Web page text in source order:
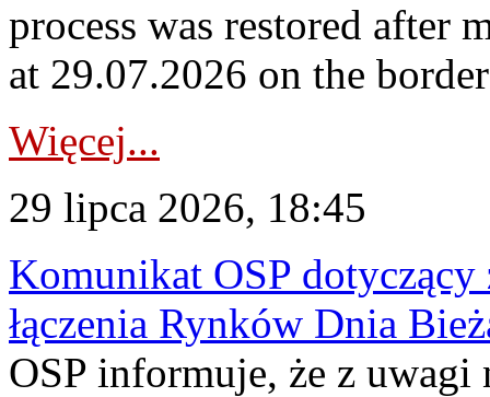
process was restored after
at 29.07.2026 on the
Więcej...
29 lipca 2026, 18:45
Komunikat OSP dotyczący
łączenia Rynków Dnia
OSP informuje, że z uwagi